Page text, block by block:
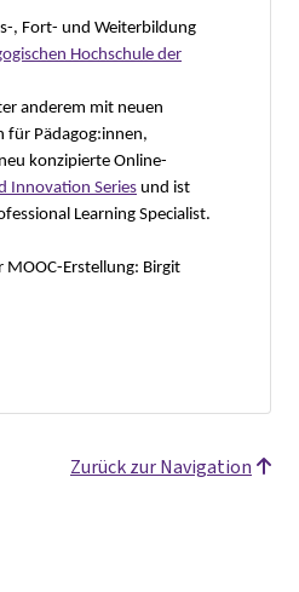
, Fort- und Weiterbildung
Hochschule der
anderem mit neuen
für Pädagog:innen,
konzipierte Online-
Innovation Series und ist
Learning Specialist.
Erstellung: Birgit
Zurück zur Navigation